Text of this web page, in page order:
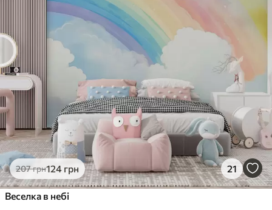
207грн124 грн 21
Веселка в небі